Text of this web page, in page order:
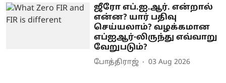
ஜீரோ எப்.ஐ.ஆர். என்றால்
என்ன? யார் பதிவு
செய்யலாம்? வழக்கமான
எப்ஐஆர்-லிருந்து எவ்வாறு
வேறுபடும்?
போத்திராஜ் 03 Aug 2026